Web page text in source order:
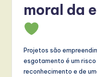
moral da
Projetos são
esgotamento é um risco
reconhecimento e de